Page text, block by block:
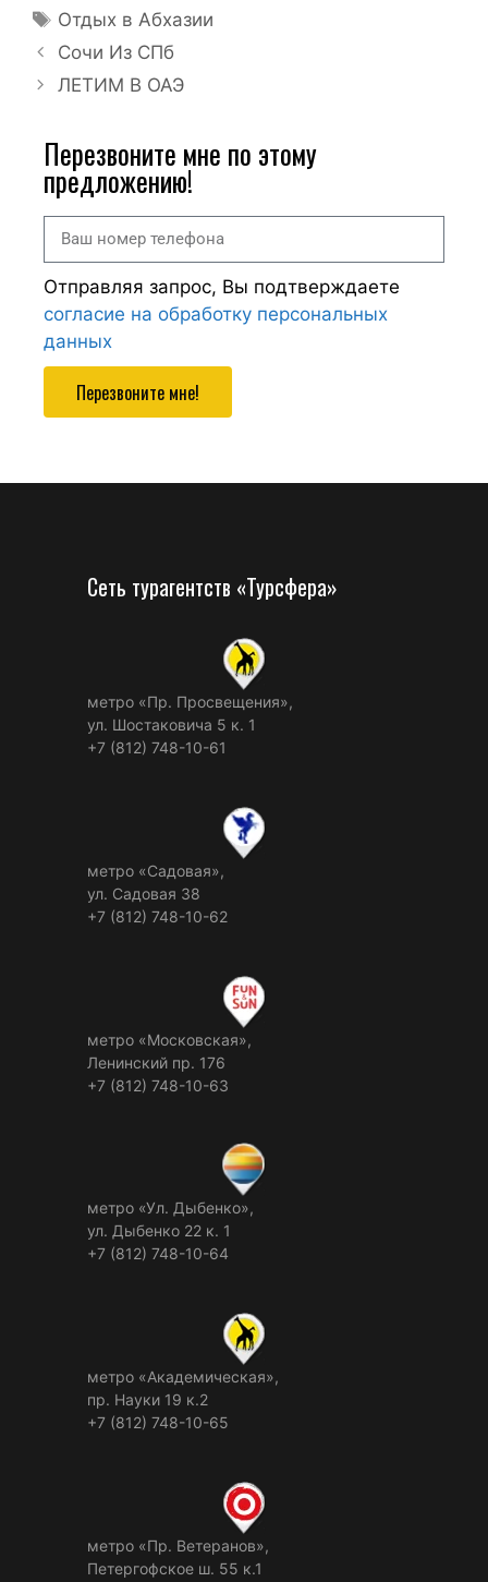
Отдых в Абхазии
Сочи Из СПб
ЛЕТИМ В ОАЭ
Перезвоните мне по этому
предложению!
Отправляя запрос, Вы подтверждаете
согласие на обработку персональных
данных
Перезвоните мне!
Сеть турагентств «Турсфера»
метро «Пр. Просвещения»,
ул. Шостаковича 5 к. 1
+7 (812) 748-10-61
метро «Садовая»,
ул. Садовая 38
+7 (812) 748-10-62
метро «Московская»,
Ленинский пр. 176
+7 (812) 748-10-63
метро «Ул. Дыбенко»,
ул. Дыбенко 22 к. 1
+7 (812) 748-10-64
метро «Академическая»,
пр. Науки 19 к.2
+7 (812) 748-10-65
метро «Пр. Ветеранов»,
Петергофское ш. 55 к.1